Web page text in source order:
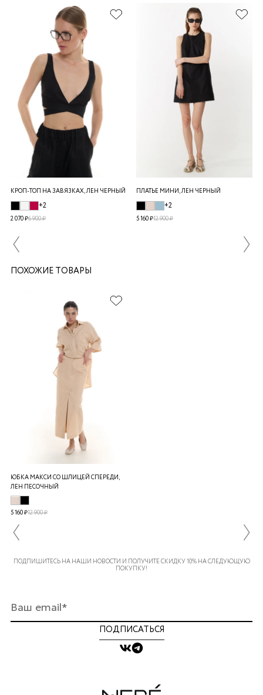
КРОП-ТОП НА ЗАВЯЗКАХ, ЛЕН ЧЕРНЫЙ
+2
2 070 ₽6 900 ₽
ПЛАТЬЕ МИНИ, ЛЕН ЧЕРНЫЙ
+2
5 160 ₽12 900 ₽
ПОХОЖИЕ ТОВАРЫ
ЮБКА МАКСИ СО ШЛИЦЕЙ СПЕРЕДИ,
ЛЕН ПЕСОЧНЫЙ
5 160 ₽12 900 ₽
ПОДПИШИТЕСЬ НА НАШИ НОВОСТИ И ПОЛУЧИТЕ СКИДКУ 10% НА СЛЕДУЮЩУЮ
ПОКУПКУ!
ПОДПИСАТЬСЯ